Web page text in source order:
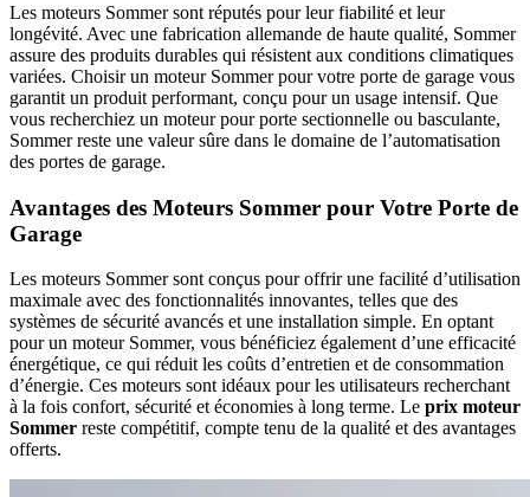
Les moteurs Sommer sont réputés pour leur fiabilité et leur
longévité. Avec une fabrication allemande de haute qualité, Sommer
assure des produits durables qui résistent aux conditions climatiques
variées. Choisir un moteur Sommer pour votre porte de garage vous
garantit un produit performant, conçu pour un usage intensif. Que
vous recherchiez un moteur pour porte sectionnelle ou basculante,
Sommer reste une valeur sûre dans le domaine de l’automatisation
des portes de garage.
Avantages des Moteurs Sommer pour Votre Porte de
Garage
Les moteurs Sommer sont conçus pour offrir une facilité d’utilisation
maximale avec des fonctionnalités innovantes, telles que des
systèmes de sécurité avancés et une installation simple. En optant
pour un moteur Sommer, vous bénéficiez également d’une efficacité
énergétique, ce qui réduit les coûts d’entretien et de consommation
d’énergie. Ces moteurs sont idéaux pour les utilisateurs recherchant
à la fois confort, sécurité et économies à long terme. Le prix moteur
Sommer reste compétitif, compte tenu de la qualité et des avantages
offerts.